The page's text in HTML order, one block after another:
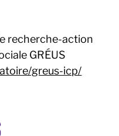
recherche-action
GRÉUS
greus-icp/